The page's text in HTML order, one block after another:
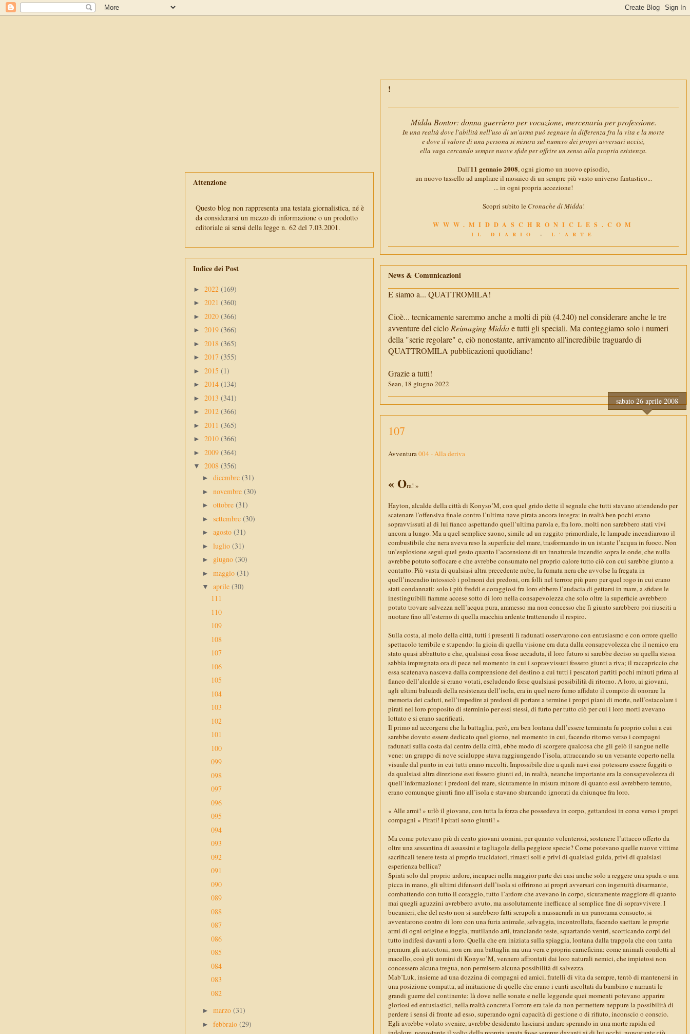
Midda Bontor: donna guerriero per vocazione, mercenaria per professione.
In una realtà dove l'abilità nell'uso di un'arma può segnare la differenza fra la vita e la morte
e dove il valore di una persona si misura sul numero dei propri avversari uccisi,
ella vaga cercando sempre nuove sfide per offrire un senso alla propria esistenza.
Dall'11 gennaio 2008, ogni giorno un nuovo episodio,
un nuovo tassello ad ampliare il mosaico di un sempre più vasto universo fantastico...
... in ogni propria accezione!
Scopri subito le Cronache di Midda!
WWW.MIDDASCHRONICLES.COM
IL DIARIO - L'ARTE
News & Comunicazioni
E siamo a... QUATTROMILA!
Cioè... tecnicamente saremmo anche a molti di più (4.240) nel considerare anche le tre
avventure del cicloReimaging Middae tutti gli speciali. Ma conteggiamo solo i numeri
della "serie regolare" e, ciò nonostante, arrivamento all'incredibile traguardo di
QUATTROMILA pubblicazioni quotidiane!
Grazie a tutti!
Sean, 18 giugno 2022
sabato 26 aprile 2008
107
Avventura004 - Alla deriva
« Ora! »
Hayton, alcalde della città di Konyso’M, con quel grido dette il segnale che tutti stavano attendendo per
scatenare l’offensiva finale contro l’ultima nave pirata ancora integra: in realtà ben pochi erano
sopravvissuti al di lui fianco aspettando quell’ultima parola e, fra loro, molti non sarebbero stati vivi
ancora a lungo. Ma a quel semplice suono, simile ad un ruggito primordiale, le lampade incendiarono il
combustibile che nera aveva reso la superficie del mare, trasformando in un istante l’acqua in fuoco. Non
un’esplosione seguì quel gesto quanto l’accensione di un innaturale incendio sopra le onde, che nulla
avrebbe potuto soffocare e che avrebbe consumato nel proprio calore tutto ciò con cui sarebbe giunto a
contatto. Più vasta di qualsiasi altra precedente nube, la fumata nera che avvolse la fregata in
quell’incendio intossicò i polmoni dei predoni, ora folli nel terrore più puro per quel rogo in cui erano
stati condannati: solo i più freddi e coraggiosi fra loro ebbero l’audacia di gettarsi in mare, a sfidare le
inestinguibili fiamme accese sotto di loro nella consapevolezza che solo oltre la superficie avrebbero
potuto trovare salvezza nell’acqua pura, ammesso ma non concesso che lì giunto sarebbero poi riusciti a
nuotare fino all’esterno di quella macchia ardente trattenendo il respiro.
Sulla costa, al molo della città, tutti i presenti lì radunati osservarono con entusiasmo e con orrore quello
spettacolo terribile e stupendo: la gioia di quella visione era data dalla consapevolezza che il nemico era
stato quasi abbattuto e che, qualsiasi cosa fosse accaduta, il loro futuro si sarebbe deciso su quella stessa
sabbia impregnata ora di pece nel momento in cui i sopravvissuti fossero giunti a riva; il raccapriccio che
essa scatenava nasceva dalla comprensione del destino a cui tutti i pescatori partiti pochi minuti prima al
fianco dell’alcalde si erano votati, escludendo forse qualsiasi possibilità di ritorno. A loro, ai giovani,
agli ultimi baluardi della resistenza dell’isola, era in quel nero fumo affidato il compito di onorare la
memoria dei caduti, nell’impedire ai predoni di portare a termine i propri piani di morte, nell’ostacolare i
pirati nel loro proposito di sterminio per essi stessi, di furto per tutto ciò per cui i loro morti avevano
lottato e si erano sacrificati.
Il primo ad accorgersi che la battaglia, però, era ben lontana dall’essere terminata fu proprio colui a cui
sarebbe dovuto essere dedicato quel giorno, nel momento in cui, facendo ritorno verso i compagni
radunati sulla costa dal centro della città, ebbe modo di scorgere qualcosa che gli gelò il sangue nelle
vene: un gruppo di nove scialuppe stava raggiungendo l’isola, attraccando su un versante coperto nella
visuale dal punto in cui tutti erano raccolti. Impossibile dire a quali navi essi potessero essere fuggiti o
da qualsiasi altra direzione essi fossero giunti ed, in realtà, neanche importante era la consapevolezza di
quell’informazione: i predoni del mare, sicuramente in misura minore di quanto essi avrebbero temuto,
erano comunque giunti fino all’isola e stavano sbarcando ignorati da chiunque fra loro.
« Alle armi! » urlò il giovane, con tutta la forza che possedeva in corpo, gettandosi in corsa verso i propri
compagni « Pirati! I pirati sono giunti! »
Ma come potevano più di cento giovani uomini, per quanto volenterosi, sostenere l’attacco offerto da
oltre una sessantina di assassini e tagliagole della peggiore specie? Come potevano quelle nuove vittime
sacrificali tenere testa ai proprio trucidatori, rimasti soli e privi di qualsiasi guida, privi di qualsiasi
esperienza bellica?
Spinti solo dal proprio ardore, incapaci nella maggior parte dei casi anche solo a reggere una spada o una
picca in mano, gli ultimi difensori dell’isola si offrirono ai propri avversari con ingenuità disarmante,
combattendo con tutto il coraggio, tutto l’ardore che avevano in corpo, sicuramente maggiore di quanto
mai quegli aguzzini avrebbero avuto, ma assolutamente inefficace al semplice fine di sopravvivere. I
bucanieri, che del resto non si sarebbero fatti scrupoli a massacrarli in un panorama consueto, si
avventarono contro di loro con una furia animale, selvaggia, incontrollata, facendo saettare le proprie
armi di ogni origine e foggia, mutilando arti, tranciando teste, squartando ventri, scorticando corpi del
tutto indifesi davanti a loro. Quella che era iniziata sulla spiaggia, lontana dalla trappola che con tanta
premura gli autoctoni, non era una battaglia ma una vera e propria carneficina: come animali condotti al
macello, così gli uomini di Konyso’M, vennero affrontati dai loro naturali nemici, che impietosi non
concessero alcuna tregua, non permisero alcuna possibilità di salvezza.
Mab’Luk, insieme ad una dozzina di compagni ed amici, fratelli di vita da sempre, tentò di mantenersi in
una posizione compatta, ad imitazione di quelle che erano i canti ascoltati da bambino e narranti le
grandi guerre del continente: là dove nelle sonate e nelle leggende quei momenti potevano apparire
gloriosi ed entusiastici, nella realtà concreta l’orrore era tale da non permettere neppure la possibilità di
perdere i sensi di fronte ad esso, superando ogni capacità di gestione o di rifiuto, inconscio o conscio.
Egli avrebbe voluto svenire, avrebbe desiderato lasciarsi andare sperando in una morte rapida ed
Attenzione
Questo blog non rappresenta una testata giornalistica, né è
da considerarsi un mezzo di informazione o un prodotto
editoriale ai sensi della legge n. 62 del 7.03.2001.
Indice dei Post
► 2022 (169)
► 2021 (360)
► 2020 (366)
► 2019 (366)
► 2018 (365)
► 2017 (355)
► 2015 (1)
► 2014 (134)
► 2013 (341)
► 2012 (366)
► 2011 (365)
► 2010 (366)
► 2009 (364)
▼ 2008 (356)
► dicembre (31)
► novembre (30)
► ottobre (31)
► settembre (30)
► agosto (31)
► luglio (31)
► giugno (30)
► maggio (31)
▼ aprile (30)
111
110
109
108
107
106
105
104
103
102
101
100
099
098
097
096
095
094
093
092
091
090
089
088
087
086
085
084
083
082
► marzo (31)
► febbraio (29)